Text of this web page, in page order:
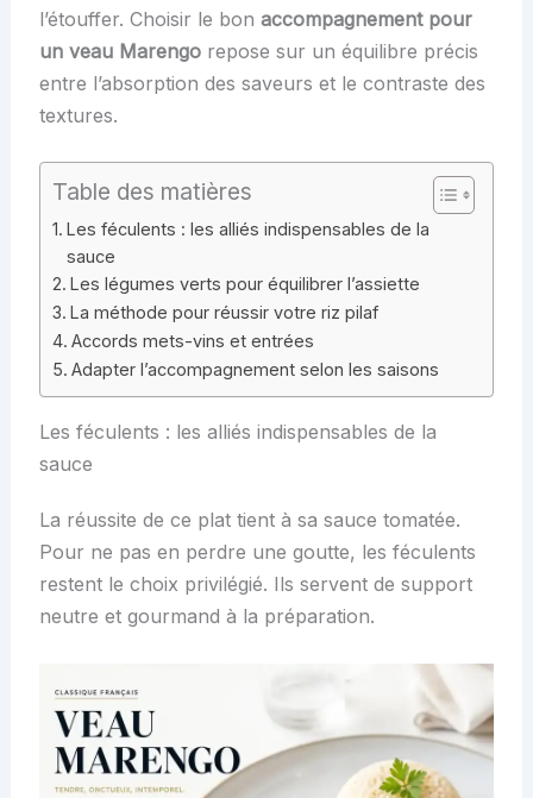
l’étouffer. Choisir le bon accompagnement pour
un veau Marengorepose sur un équilibre précis
entre l’absorption des saveurs et le contraste des
textures.
Table des matières
Les féculents : les alliés indispensables de la
sauce
Les légumes verts pour équilibrer l’assiette
La méthode pour réussir votre riz pilaf
Accords mets-vins et entrées
Adapter l’accompagnement selon les saisons
Les féculents : les alliés indispensables de la
sauce
La réussite de ce plat tient à sa sauce tomatée.
Pour ne pas en perdre une goutte, les féculents
restent le choix privilégié. Ils servent de support
neutre et gourmand à la préparation.